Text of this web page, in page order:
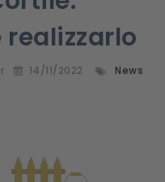
14/11/2022 News